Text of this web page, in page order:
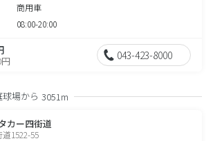
商用車
08:00-20:00
043-423-8000
場から 3051m
カー四街道
1522-55